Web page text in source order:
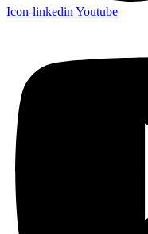
Icon-linkedin Youtube